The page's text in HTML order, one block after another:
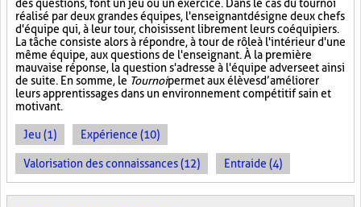
des questions, font un jeu ou un exercice. Dans le cas du tournoi
réalisé par deux grandes équipes, l'enseignant désigne deux chefs
d'équipe qui, à leur tour, choisissent librement leurs coéquipiers.
La tâche consiste alors à répondre, à tour de rôle à l'intérieur d'une
même équipe, aux questions de l'enseignant. À la première
mauvaise réponse, la question s'adresse à l'équipe adverse et ainsi
de suite. En somme, le Tournoipermet aux élèves d’améliorer
leurs apprentissages dans un environnement compétitif sain et
motivant.
Jeu (1) Expérience (10)
Valorisation des connaissances (12) Entraide (4)